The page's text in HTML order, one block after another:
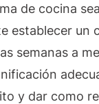
de cocina
establecer un
semanas a
y dar como